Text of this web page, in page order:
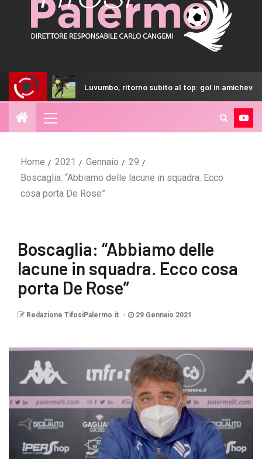
Luvumbo, ritorno subito al top: gol in amichevole contro una big
Home 2021 Gennaio
29
Boscaglia: “Abbiamo delle lacune in squadra. Ecco
cosa porta De Rose”
Boscaglia: “Abbiamo delle
lacune in squadra. Ecco cosa
porta De Rose”
Redazione TifosiPalermo.it 29 Gennaio 2021